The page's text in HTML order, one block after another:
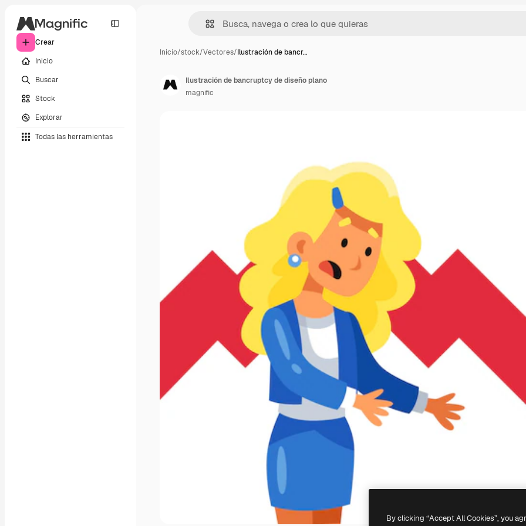
Crear
Inicio
Buscar
Stock
Explorar
Todas las herramientas
Inicio/stock/Vectores/Ilustración de bancr…
Ilustración de bancruptcy de diseño plano
magnific
By clicking “Accept All Cookies”, you